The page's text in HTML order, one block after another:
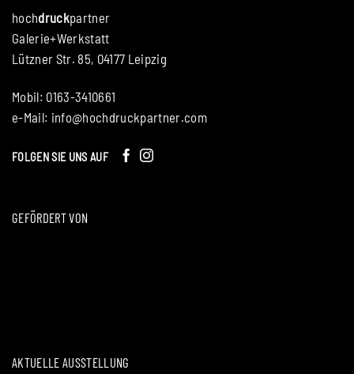
hochdruckpartner
Galerie+Werkstatt
Lützner Str. 85, 04177 Leipzig
Mobil: 0163-3410661
e-Mail: info@hochdruckpartner.com
FOLGEN SIE UNS AUF
GEFÖRDERT VON
AKTUELLE AUSSTELLUNG